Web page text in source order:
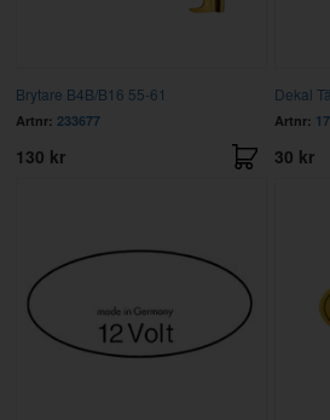
Brytare B4B/B16 55-61
Artnr: 233677
130 kr
Dekal
Artnr:
30 kr